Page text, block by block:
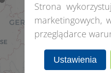
Strona
marketingowych,
przeglądarce
Ustawienia